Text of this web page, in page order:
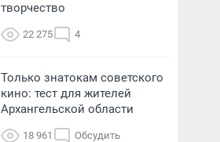
творчество
22 275 4
Только знатокам советского
кино: тест для жителей
Архангельской области
18 961 Обсудить